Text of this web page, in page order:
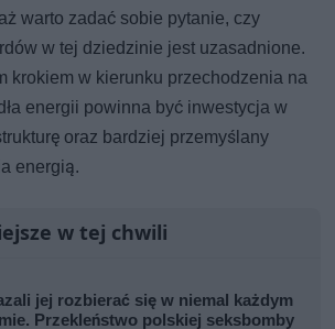
warto zadać sobie pytanie, czy
w tej dziedzinie jest uzasadnione.
krokiem w kierunku przechodzenia na
energii powinna być inwestycja w
oraz bardziej przemyślany
energią.
w tej chwili
jej rozbierać się w niemal każdym
Przekleństwo polskiej seksbomby